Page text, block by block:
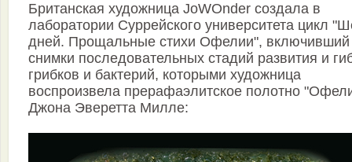
Британская художница JoWOnder создала в
лаборатории Суррейского университета цикл
дней. Прощальные стихи Офелии", включивший
снимки последовательных стадий развития и
грибков и бактерий, которыми художница
воспроизвела прерафаэлитское полотно
Джона Эверетта Милле: